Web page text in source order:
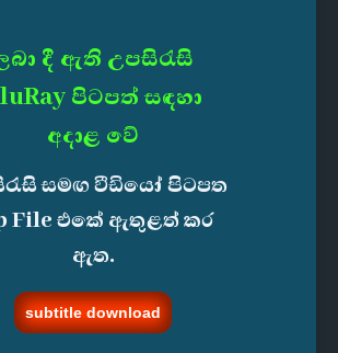
දී ඇති උපසිරැසි
පිටපත් සඳහා
අදාළ වේ
සමඟ වීඩියෝ පිටපත
File එකේ ඇතුළත් කර
ඇත.
subtitle download